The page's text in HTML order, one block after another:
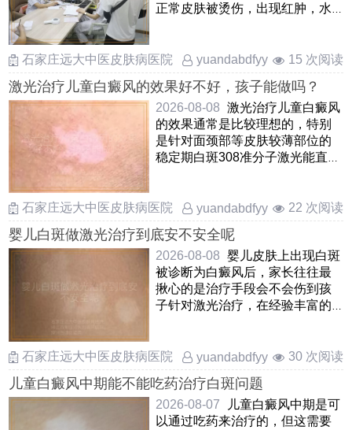
正常皮肤被烫伤，出现红肿，水
石家庄远大中医皮肤病医院
yuandabdfyy 15 次阅读
激光治疗儿童白癜风的效果好不好，孩子能做吗？
2026-08-08 激光治疗儿童白癜风
的效果通常是比较理想的，特别
是针对面颈部等皮肤较薄部位的
稳定期白斑308准分子激光能直接
石家庄远大中医皮肤病医院 yuandabdfyy 22 次阅读
婴儿白斑做激光治疗到底安不安全呢
2026-08-08 婴儿皮肤上出现白斑
被诊断为白癜风后，家长往往最
揪心的是治疗手段会不会伤到孩
子针对激光治疗，在经验丰富的
石家庄远大中医皮肤病医院 yuandabdfyy 30 次阅读
儿童白癜风中期能不能吃药治疗白斑问题
2026-08-07
儿童白癜风中期是可
以通过吃药来治疗的，但这需要